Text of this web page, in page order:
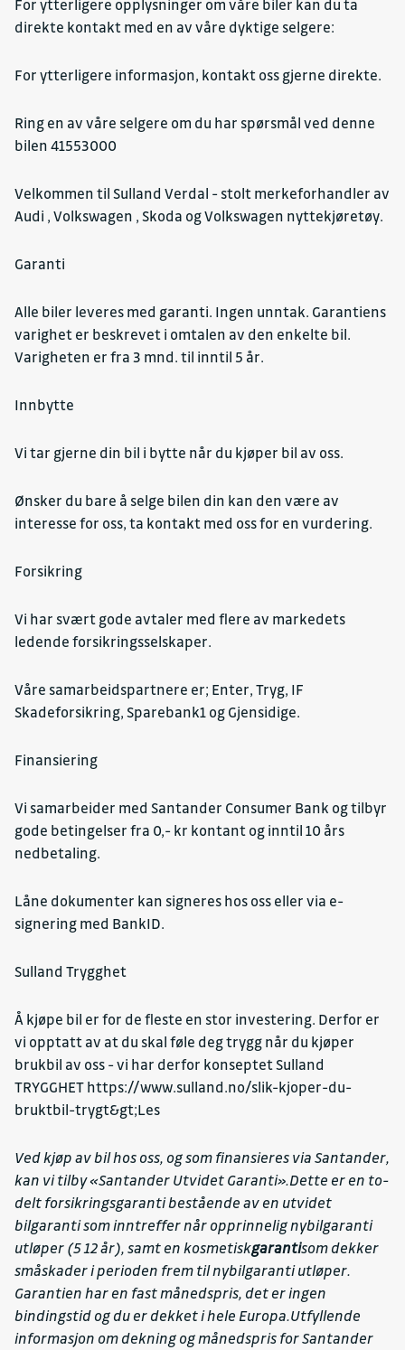
For ytterligere opplysninger om våre biler kan du ta
direkte kontakt med en av våre dyktige selgere:
For ytterligere informasjon, kontakt oss gjerne direkte.
Ring en av våre selgere om du har spørsmål ved denne
bilen 41553000
Velkommen til Sulland Verdal - stolt merkeforhandler av
Audi , Volkswagen , Skoda og Volkswagen nyttekjøretøy.
Garanti
Alle biler leveres med garanti. Ingen unntak. Garantiens
varighet er beskrevet i omtalen av den enkelte bil.
Varigheten er fra 3 mnd. til inntil 5 år.
Innbytte
Vi tar gjerne din bil i bytte når du kjøper bil av oss.
Ønsker du bare å selge bilen din kan den være av
interesse for oss, ta kontakt med oss for en vurdering.
Forsikring
Vi har svært gode avtaler med flere av markedets
ledende forsikringsselskaper.
Våre samarbeidspartnere er; Enter, Tryg, IF
Skadeforsikring, Sparebank1 og Gjensidige.
Finansiering
Vi samarbeider med Santander Consumer Bank og tilbyr
gode betingelser fra 0,- kr kontant og inntil 10 års
nedbetaling.
Låne dokumenter kan signeres hos oss eller via e-
signering med BankID.
Sulland Trygghet
Å kjøpe bil er for de fleste en stor investering. Derfor er
vi opptatt av at du skal føle deg trygg når du kjøper
brukbil av oss - vi har derfor konseptet Sulland
TRYGGHET https://www.sulland.no/slik-kjoper-du-
bruktbil-trygt&gt;Les
Ved kjøp av bil hos oss, og som finansieres via Santander,
kan vi tilby «Santander Utvidet Garanti».Dette er en to-
delt forsikringsgaranti bestående av en utvidet
bilgaranti som inntreffer når opprinnelig nybilgaranti
utløper (5 12 år), samt en kosmetiskgarantisom dekker
småskader i perioden frem til nybilgaranti utløper.
Garantien har en fast månedspris, det er ingen
bindingstid og du er dekket i hele Europa.Utfyllende
informasjon om dekning og månedspris for Santander